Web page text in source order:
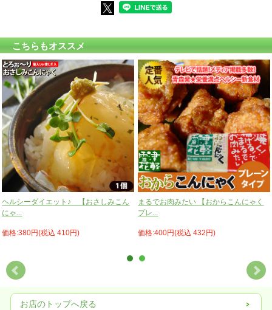
こちらもオススメ
ヘルシーダイエット♪ 【おさしみこん
にゃ...
価格:380円(税込 410円)
まるでお肉みたい 【おからこんにゃく
プレ...
価格:400円(税込 432円)
お店のトップへ戻る